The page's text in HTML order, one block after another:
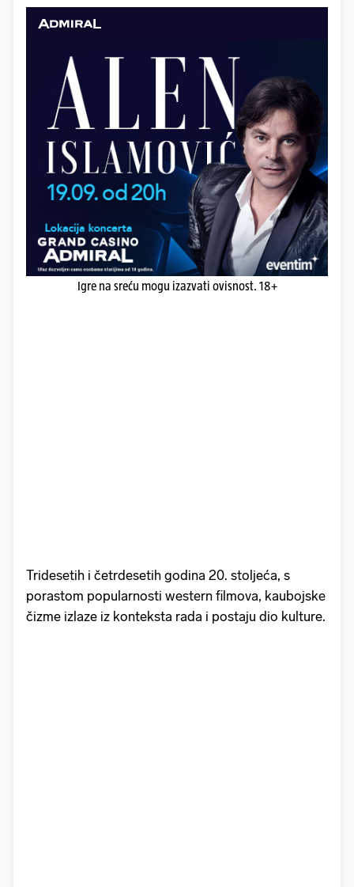
Igre na sreću mogu izazvati ovisnost. 18+
Tridesetih i četrdesetih godina 20. stoljeća, s
porastom popularnosti western filmova, kaubojske
čizme izlaze iz konteksta rada i postaju dio kulture.